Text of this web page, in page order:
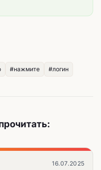
#нажмите #логин
16.07.2025